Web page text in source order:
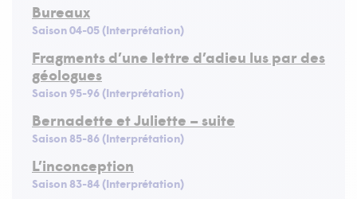
Bureaux
Saison 04-05 (Interprétation)
Fragments d’une lettre d’adieu lus par des
géologues
Saison 95-96 (Interprétation)
Bernadette et Juliette – suite
Saison 85-86 (Interprétation)
L’inconception
Saison 83-84 (Interprétation)